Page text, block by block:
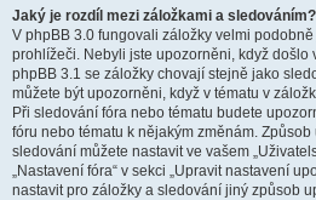
Jaký je rozdíl mezi záložkami a sledováním?
V phpBB 3.0 fungovali záložky velmi
prohlížeči. Nebyli jste upozorněni, když došlo
phpBB 3.1 se záložky chovají stejně jako
můžete být upozorněni, když v tématu v
Při sledování fóra nebo tématu budete
fóru nebo tématu k nějakým změnám.
sledování můžete nastavit ve vašem
„Nastavení fóra“ v sekci „Upravit nastavení
nastavit pro záložky a sledování jiný způsob